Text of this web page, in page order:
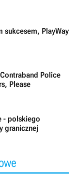
sukcesem, PlayWay
Police
Please
- polskiego
granicznej